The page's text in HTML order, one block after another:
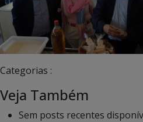
Categorias :
Veja Também
Sem posts recentes